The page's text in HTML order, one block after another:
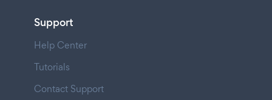
Support
Help Center
Tutorials
Contact Support